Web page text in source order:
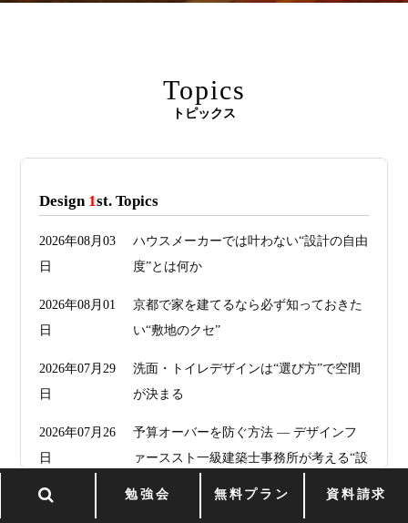
勉強会 無料プラン 資料請求
Topics
トピックス
Design 1st. Topics
2026年08月03
日
ハウスメーカーでは叶わない“設計の自由
度”とは何か
2026年08月01
日
京都で家を建てるなら必ず知っておきた
い“敷地のクセ”
2026年07月29
日
洗面・トイレデザインは“選び方”で空間
が決まる
2026年07月26
日
予算オーバーを防ぐ方法 ― デザインフ
ァーススト一級建築士事務所が考える“設